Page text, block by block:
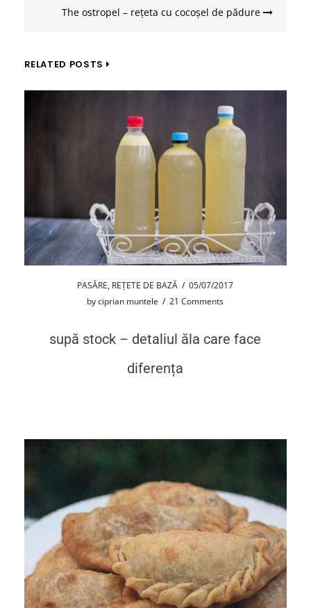
The ostropel – rețeta cu cocoșel de pădure
RELATED POSTS
PASĂRE, REȚETE DE BAZĂ / 05/07/2017
byciprian muntele / 21 Comments
supă stock – detaliul ăla care face
diferența